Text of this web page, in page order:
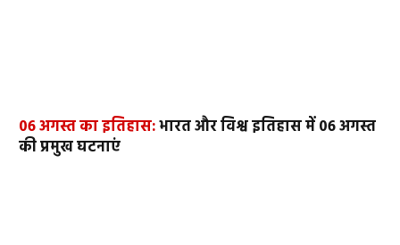
06 अगस्त का इतिहास:भारत और विश्व इतिहास में 06 अगस्त
की प्रमुख घटनाएं